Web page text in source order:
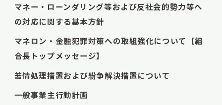
マネー・ローンダリング等および反社会的勢力等へ
の対応に関する基本方針
マネロン・金融犯罪対策への取組強化について【組
合長トップメッセージ】
苦情処理措置および紛争解決措置について
一般事業主行動計画